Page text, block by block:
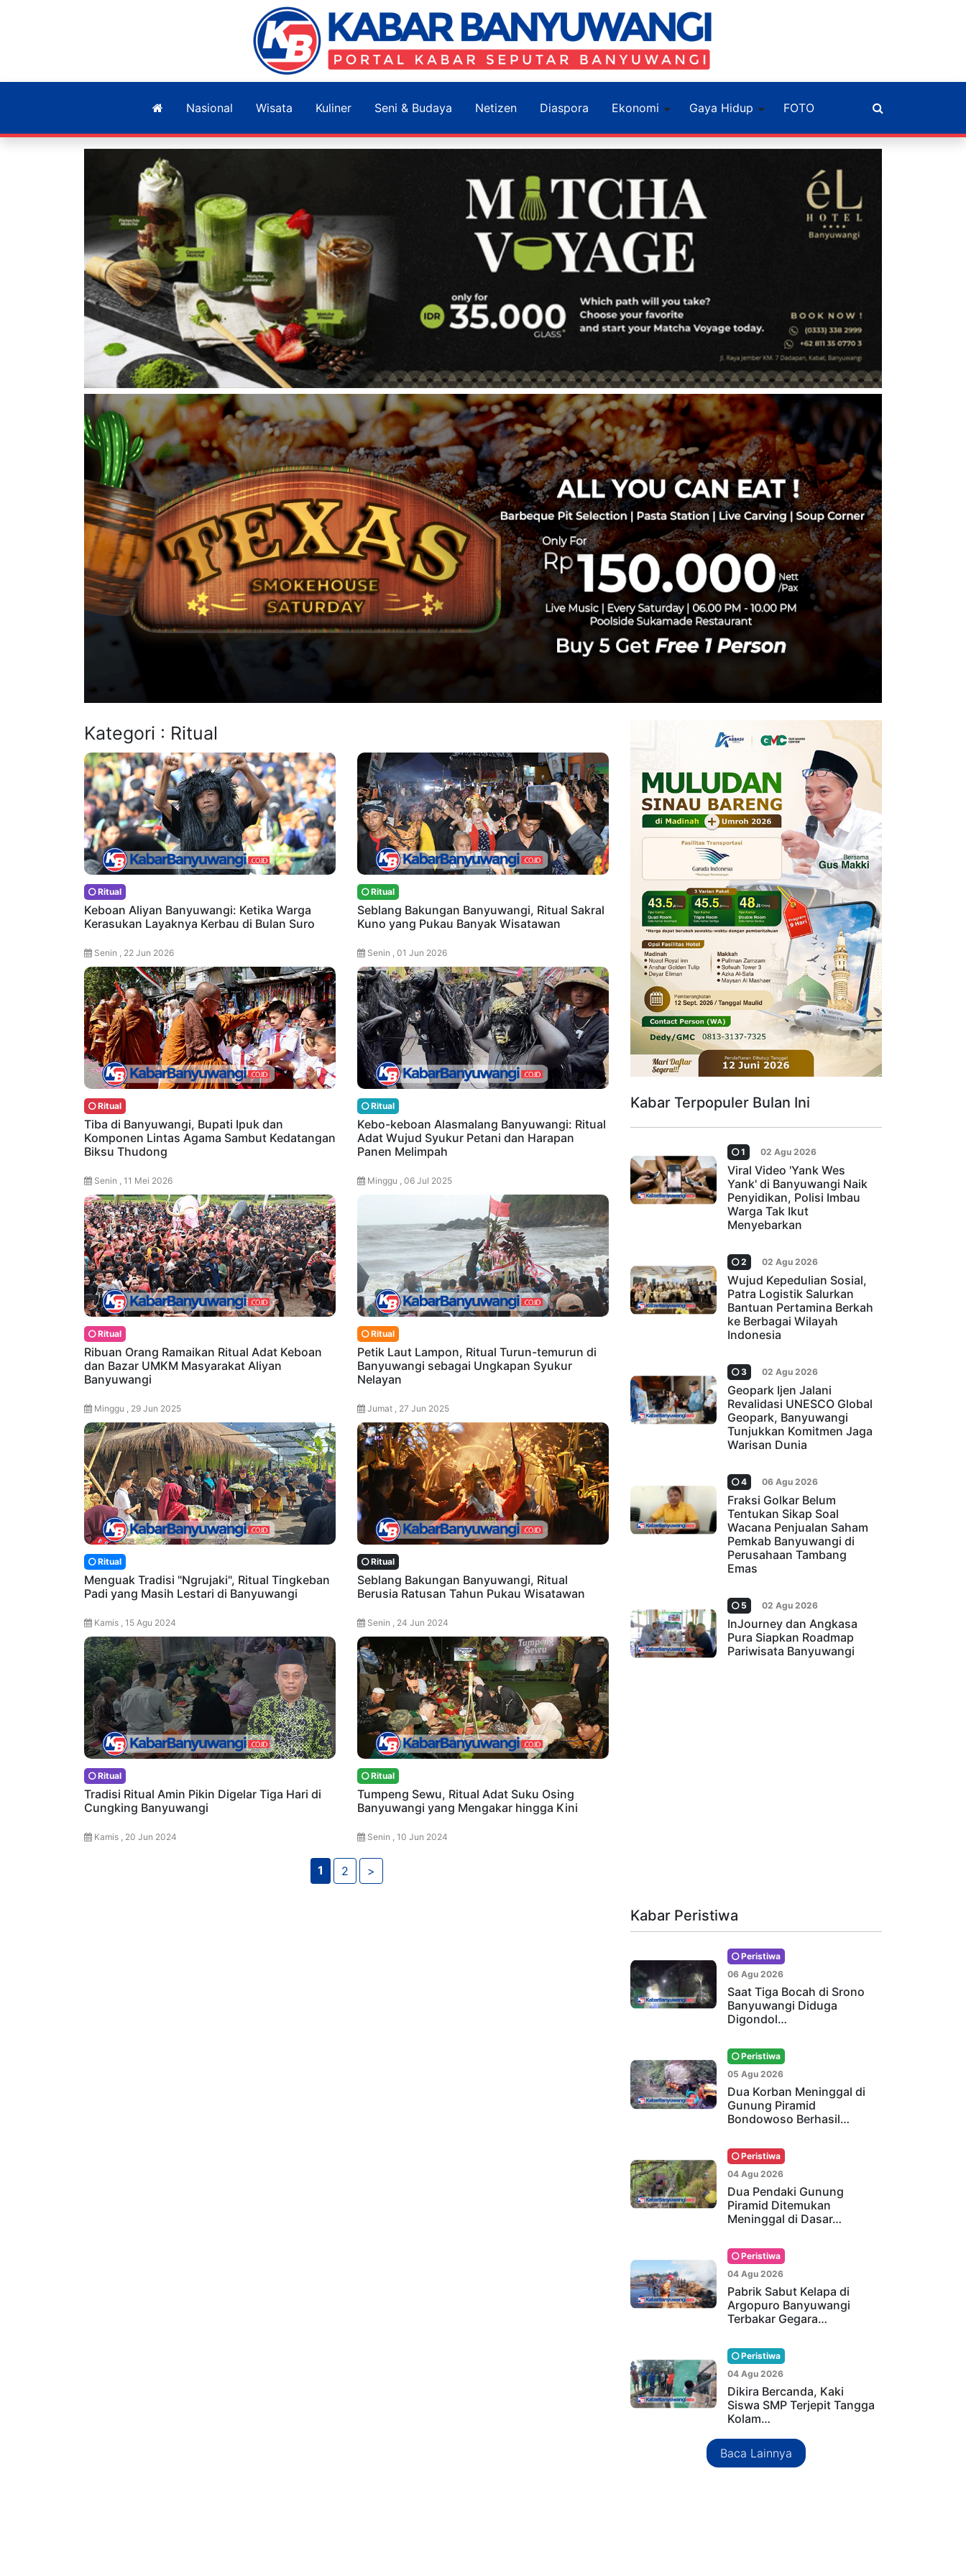
Nasional Wisata Kuliner Seni & Budaya Netizen Diaspora Ekonomi Gaya Hidup FOTO
Kategori : Ritual
Ritual
Keboan Aliyan Banyuwangi: Ketika Warga
Kerasukan Layaknya Kerbau di Bulan Suro
Senin , 22 Jun 2026
Ritual
Seblang Bakungan Banyuwangi, Ritual Sakral
Kuno yang Pukau Banyak Wisatawan
Senin , 01 Jun 2026
Ritual
Tiba di Banyuwangi, Bupati Ipuk dan
Komponen Lintas Agama Sambut Kedatangan
Biksu Thudong
Senin , 11 Mei 2026
Ritual
Kebo-keboan Alasmalang Banyuwangi: Ritual
Adat Wujud Syukur Petani dan Harapan
Panen Melimpah
Minggu , 06 Jul 2025
Ritual
Ribuan Orang Ramaikan Ritual Adat Keboan
dan Bazar UMKM Masyarakat Aliyan
Banyuwangi
Minggu , 29 Jun 2025
Ritual
Petik Laut Lampon, Ritual Turun-temurun di
Banyuwangi sebagai Ungkapan Syukur
Nelayan
Jumat , 27 Jun 2025
Ritual
Menguak Tradisi "Ngrujaki", Ritual Tingkeban
Padi yang Masih Lestari di Banyuwangi
Kamis , 15 Agu 2024
Ritual
Seblang Bakungan Banyuwangi, Ritual
Berusia Ratusan Tahun Pukau Wisatawan
Senin , 24 Jun 2024
Ritual
Tradisi Ritual Amin Pikin Digelar Tiga Hari di
Cungking Banyuwangi
Kamis , 20 Jun 2024
Ritual
Tumpeng Sewu, Ritual Adat Suku Osing
Banyuwangi yang Mengakar hingga Kini
Senin , 10 Jun 2024
1 2 >
Kabar Terpopuler Bulan Ini
1 02 Agu 2026
Viral Video 'Yank Wes
Yank' di Banyuwangi Naik
Penyidikan, Polisi Imbau
Warga Tak Ikut
Menyebarkan
2 02 Agu 2026
Wujud Kepedulian Sosial,
Patra Logistik Salurkan
Bantuan Pertamina Berkah
ke Berbagai Wilayah
Indonesia
3 02 Agu 2026
Geopark Ijen Jalani
Revalidasi UNESCO Global
Geopark, Banyuwangi
Tunjukkan Komitmen Jaga
Warisan Dunia
4 06 Agu 2026
Fraksi Golkar Belum
Tentukan Sikap Soal
Wacana Penjualan Saham
Pemkab Banyuwangi di
Perusahaan Tambang
Emas
5 02 Agu 2026
InJourney dan Angkasa
Pura Siapkan Roadmap
Pariwisata Banyuwangi
Kabar Peristiwa
Peristiwa
06 Agu 2026
Saat Tiga Bocah di Srono
Banyuwangi Diduga
Digondol…
Peristiwa
05 Agu 2026
Dua Korban Meninggal di
Gunung Piramid
Bondowoso Berhasil…
Peristiwa
04 Agu 2026
Dua Pendaki Gunung
Piramid Ditemukan
Meninggal di Dasar…
Peristiwa
04 Agu 2026
Pabrik Sabut Kelapa di
Argopuro Banyuwangi
Terbakar Gegara…
Peristiwa
04 Agu 2026
Dikira Bercanda, Kaki
Siswa SMP Terjepit Tangga
Kolam…
Baca Lainnya